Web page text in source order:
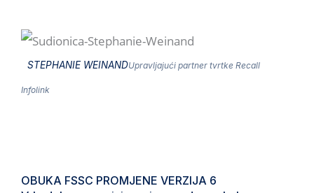
STEPHANIE WEINANDUpravljajući partner tvrtke Recall
Infolink
OBUKA FSSC PROMJENE VERZIJA 6